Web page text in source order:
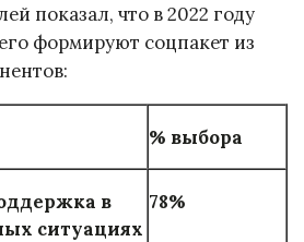
показал, что в 2022 году
формируют соцпакет из
% выбора
в
ситуациях
78%